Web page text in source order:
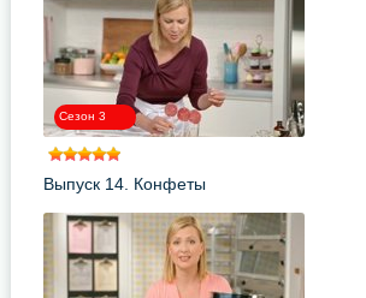
Сезон 3
Выпуск 14. Конфеты